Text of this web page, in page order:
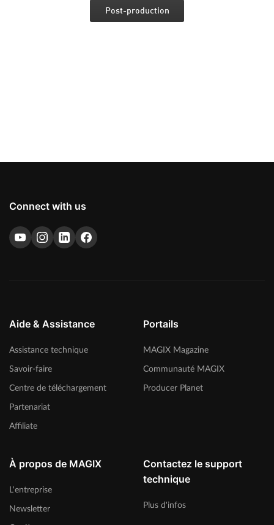
Post-production
Connect with us
Aide & Assistance
Assistance technique
Savoir-faire
Centre de téléchargement
Partenariat
Affiliate
Portails
MAGIX Magazine
Communauté MAGIX
Producer Planet
À propos de MAGIX
L'entreprise
Newsletter
Contactez le support
technique
Plus d'infos